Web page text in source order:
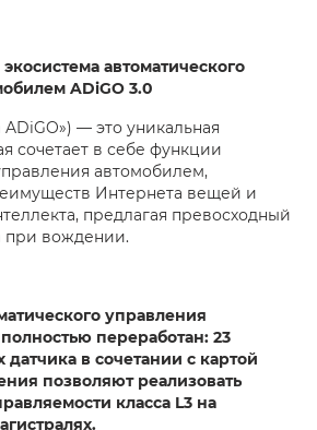
автоматического
ADiGO 3.0
— это уникальная
сочетает в себе функции
автомобилем,
Интернета вещей и
предлагая превосходный
при вождении.
управления
переработан: 23
датчика в сочетании с картой
позволяют реализовать
класса L3 на